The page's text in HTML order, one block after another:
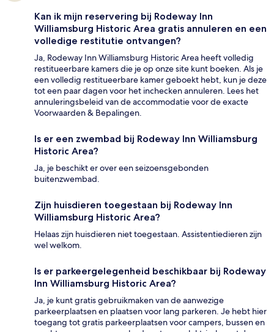
Kan ik mijn reservering bij Rodeway Inn
Williamsburg Historic Area gratis annuleren en een
volledige restitutie ontvangen?
Ja, Rodeway Inn Williamsburg Historic Area heeft volledig
restitueerbare kamers die je op onze site kunt boeken. Als je
een volledig restitueerbare kamer geboekt hebt, kun je deze
tot een paar dagen voor het inchecken annuleren. Lees het
annuleringsbeleid van de accommodatie voor de exacte
Voorwaarden & Bepalingen.
Is er een zwembad bij Rodeway Inn Williamsburg
Historic Area?
Ja, je beschikt er over een seizoensgebonden
buitenzwembad.
Zijn huisdieren toegestaan bij Rodeway Inn
Williamsburg Historic Area?
Helaas zijn huisdieren niet toegestaan. Assistentiedieren zijn
wel welkom.
Is er parkeergelegenheid beschikbaar bij Rodeway
Inn Williamsburg Historic Area?
Ja, je kunt gratis gebruikmaken van de aanwezige
parkeerplaatsen en plaatsen voor lang parkeren. Je hebt hier
toegang tot gratis parkeerplaatsen voor campers, bussen en